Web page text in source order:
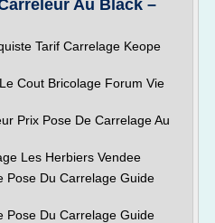
Au Black –
Tarif Carrelage Keope
Cout Bricolage Forum Vie
Prix Pose De Carrelage Au
Les Herbiers Vendee
Pose Du Carrelage Guide
Pose Du Carrelage Guide